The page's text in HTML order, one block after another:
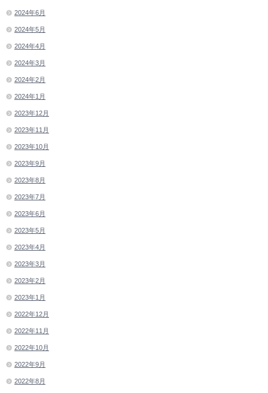
2024年6月
2024年5月
2024年4月
2024年3月
2024年2月
2024年1月
2023年12月
2023年11月
2023年10月
2023年9月
2023年8月
2023年7月
2023年6月
2023年5月
2023年4月
2023年3月
2023年2月
2023年1月
2022年12月
2022年11月
2022年10月
2022年9月
2022年8月